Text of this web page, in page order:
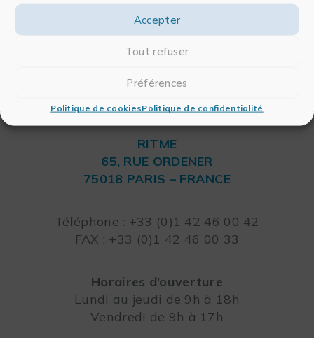
Accepter
Tout refuser
Préférences
Politique de cookiesPolitique de confidentialité
RITME
65, RUE ORDENER
75018 PARIS – FRANCE
Téléphone : +33 (0)1 42 46 00 42
FAX : +33 (0)1 42 46 00 33
Horaires d’ouverture
Lundi au jeudi de 9h à 18h
Vendredi de 9h à 17h